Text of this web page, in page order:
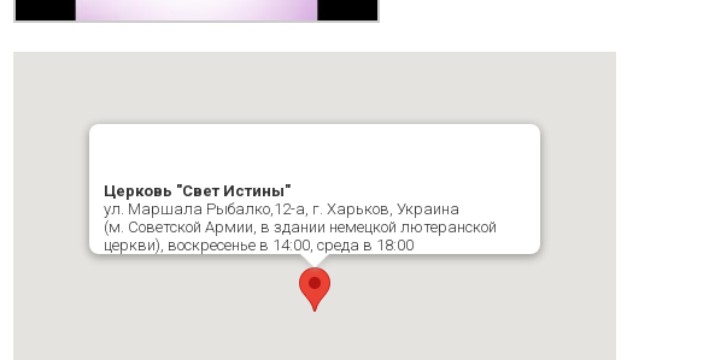
Церковь "Свет Истины"
ул. Маршала Рыбалко,12-а, г. Харьков, Украина
(м. Советской Армии, в здании немецкой лютеранской
церкви), воскресенье в 14:00, среда в 18:00